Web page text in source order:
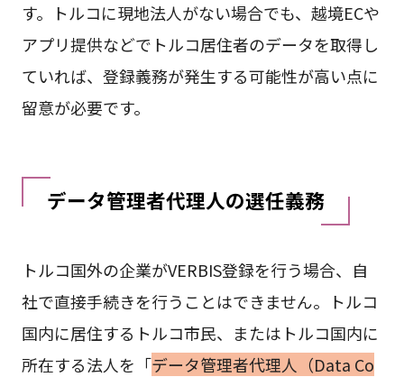
す。トルコに現地法人がない場合でも、越境ECや
アプリ提供などでトルコ居住者のデータを取得し
ていれば、登録義務が発生する可能性が高い点に
留意が必要です。
データ管理者代理人の選任義務
トルコ国外の企業がVERBIS登録を行う場合、自
社で直接手続きを行うことはできません。トルコ
国内に居住するトルコ市民、またはトルコ国内に
所在する法人を「データ管理者代理人（Data Co